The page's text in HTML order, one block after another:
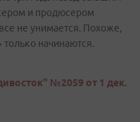
и продюсером
не унимается. Похоже,
начинаются.
№2059 от 1 дек.